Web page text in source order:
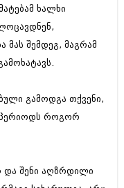
ხალხი
მას შემდეგ, მაგრამ
გამოდგა თქვენი,
როგორ
და შენი აღზრდილი